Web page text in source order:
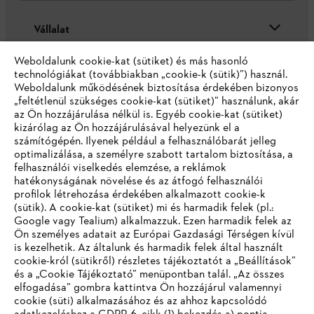
Vállalat
STIHL GYIK
Szerviz
Adatvédelem Impresszum Cookie tájékoztató
Jogi információk
Andreas Stihl Kereskedelmi Kft.
Weboldalunk cookie-kat (sütiket) és más hasonló
technológiákat (továbbiakban „cookie-k (sütik)”) használ.
Weboldalunk működésének biztosítása érdekében bizonyos
„feltétlenül szükséges cookie-kat (sütiket)” használunk, akár
az Ön hozzájárulása nélkül is. Egyéb cookie-kat (sütiket)
kizárólag az Ön hozzájárulásával helyezünk el a
számítógépén. Ilyenek például a felhasználóbarát jelleg
optimalizálása, a személyre szabott tartalom biztosítása, a
felhasználói viselkedés elemzése, a reklámok
hatékonyságának növelése és az átfogó felhasználói
profilok létrehozása érdekében alkalmazott cookie-k
(sütik). A cookie-kat (sütiket) mi és harmadik felek (pl.:
Google vagy Tealium) alkalmazzuk. Ezen harmadik felek az
Ön személyes adatait az Európai Gazdasági Térségen kívül
is kezelhetik. Az általunk és harmadik felek által használt
cookie-król (sütikről) részletes tájékoztatót a „Beállítások”
és a „Cookie Tájékoztató” menüpontban talál. „Az összes
elfogadása” gombra kattintva Ön hozzájárul valamennyi
cookie (süti) alkalmazásához és az ahhoz kapcsolódó